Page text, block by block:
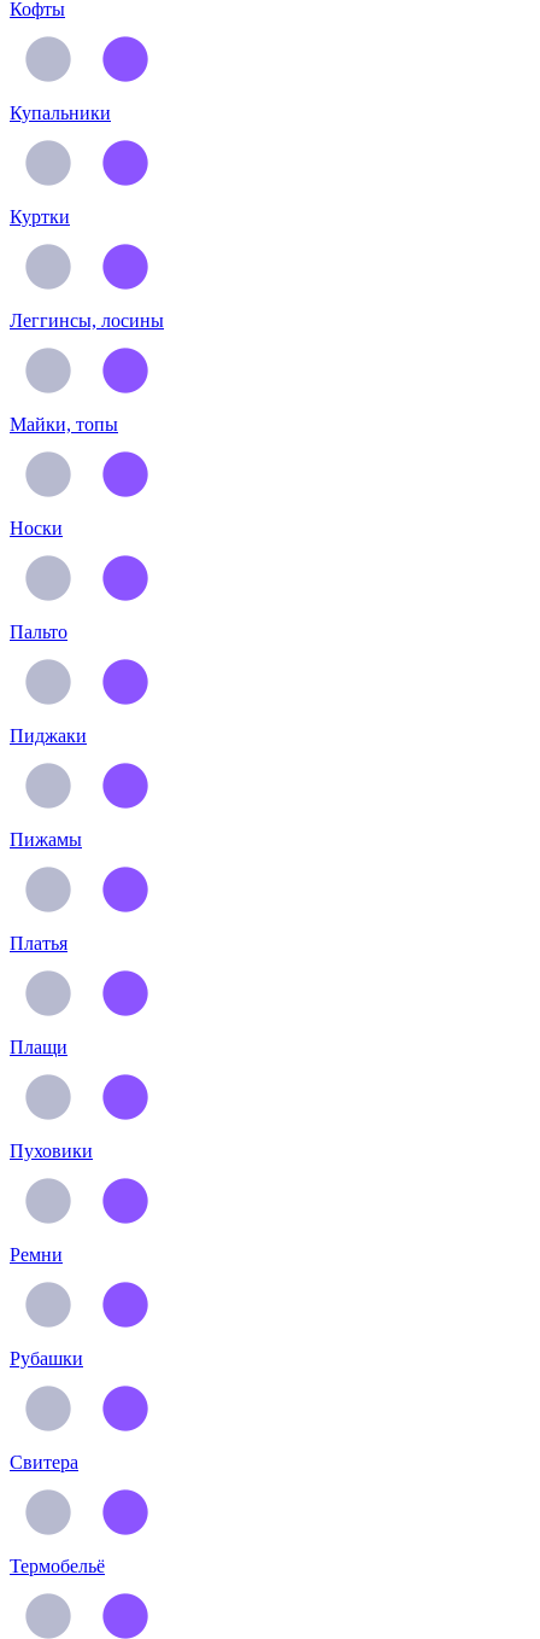
Кофты
Купальники
Куртки
Леггинсы, лосины
Майки, топы
Носки
Пальто
Пиджаки
Пижамы
Платья
Плащи
Пуховики
Ремни
Рубашки
Свитера
Термобельё